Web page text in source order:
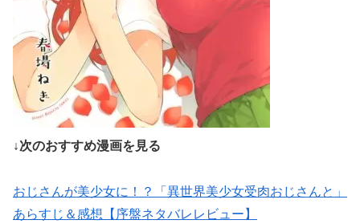
↓次のおすすめ漫画を見る
おじさんが美少女に！？「異世界美少女受肉おじさんと」
あらすじ＆感想【序盤ネタバレレビュー】